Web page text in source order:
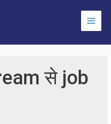
Main
से job